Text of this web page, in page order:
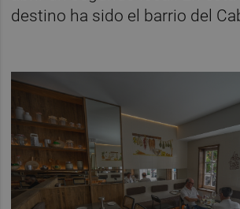
destino ha sido el barrio del